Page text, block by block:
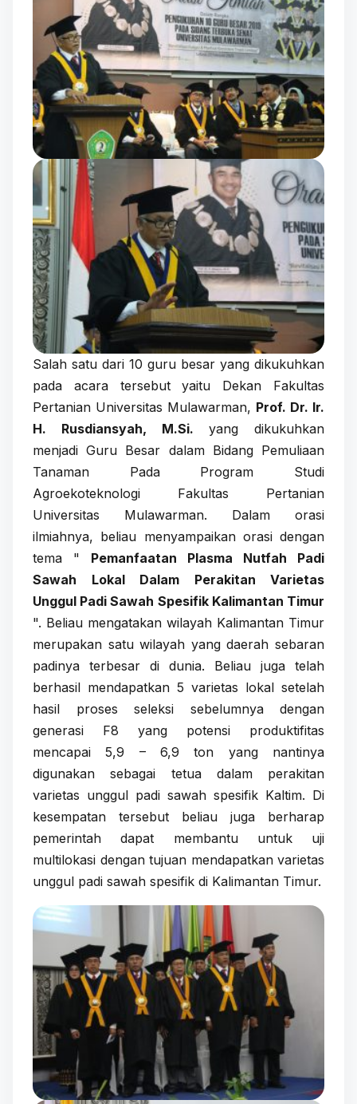
Salah satu dari 10 guru besar yang dikukuhkan
pada acara tersebut yaitu Dekan Fakultas
Pertanian Universitas Mulawarman, Prof. Dr. Ir.
H. Rusdiansyah, M.Si. yang dikukuhkan
menjadi Guru Besar dalam Bidang Pemuliaan
Tanaman Pada Program Studi
Agroekoteknologi Fakultas Pertanian
Universitas Mulawarman. Dalam orasi
ilmiahnya, beliau menyampaikan orasi dengan
tema " Pemanfaatan Plasma Nutfah Padi
Sawah Lokal Dalam Perakitan Varietas
Unggul Padi Sawah Spesifik Kalimantan Timur
". Beliau mengatakan wilayah Kalimantan Timur
merupakan satu wilayah yang daerah sebaran
padinya terbesar di dunia. Beliau juga telah
berhasil mendapatkan 5 varietas lokal setelah
hasil proses seleksi sebelumnya dengan
generasi F8 yang potensi produktifitas
mencapai 5,9 – 6,9 ton yang nantinya
digunakan sebagai tetua dalam perakitan
varietas unggul padi sawah spesifik Kaltim. Di
kesempatan tersebut beliau juga berharap
pemerintah dapat membantu untuk uji
multilokasi dengan tujuan mendapatkan varietas
unggul padi sawah spesifik di Kalimantan Timur.